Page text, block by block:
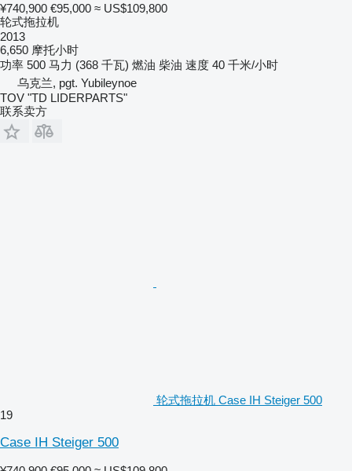
¥740,900 €95,000 ≈ US$109,800
轮式拖拉机
2013
6,650 摩托小时
功率 500 马力 (368 千瓦) 燃油 柴油 速度 40 千米/小时
乌克兰, pgt. Yubileynoe
TOV "TD LIDERPARTS"
联系卖方
轮式拖拉机 Case IH Steiger 500
19
Case IH Steiger 500